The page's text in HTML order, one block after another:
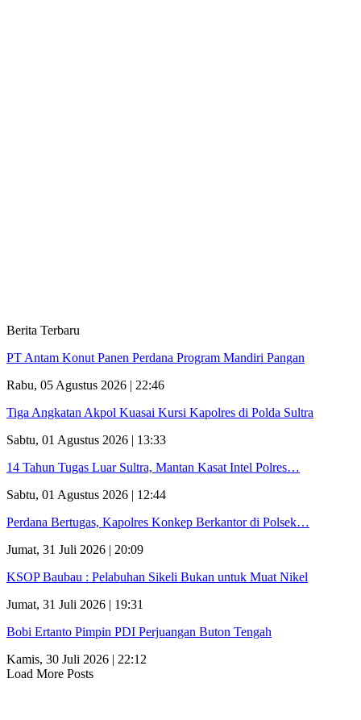
Berita Terbaru
PT Antam Konut Panen Perdana Program Mandiri Pangan
Rabu, 05 Agustus 2026 | 22:46
Tiga Angkatan Akpol Kuasai Kursi Kapolres di Polda Sultra
Sabtu, 01 Agustus 2026 | 13:33
14 Tahun Tugas Luar Sultra, Mantan Kasat Intel Polres…
Sabtu, 01 Agustus 2026 | 12:44
Perdana Bertugas, Kapolres Konkep Berkantor di Polsek…
Jumat, 31 Juli 2026 | 20:09
KSOP Baubau : Pelabuhan Sikeli Bukan untuk Muat Nikel
Jumat, 31 Juli 2026 | 19:31
Bobi Ertanto Pimpin PDI Perjuangan Buton Tengah
Kamis, 30 Juli 2026 | 22:12
Load More Posts